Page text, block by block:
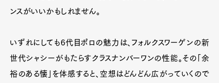
ンスがいいかもしれません。
いずれにしても6代目ポロの魅力は、フォルクスワーゲンの新
世代シャシーがもたらすクラスナンバーワンの性能。その「余
裕のある懐」を体感すると、空想はどんどん広がっていくので